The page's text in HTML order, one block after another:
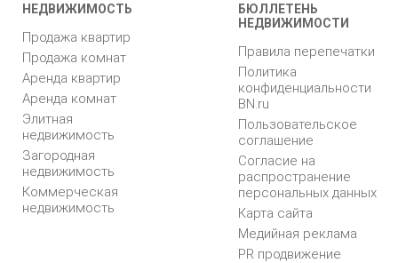
НЕДВИЖИМОСТЬ
Продажа квартир
Продажа комнат
Аренда квартир
Аренда комнат
Элитная
недвижимость
Загородная
недвижимость
Коммерческая
недвижимость
БЮЛЛЕТЕНЬ
НЕДВИЖИМОСТИ
Правила перепечатки
Политика
конфиденциальности
BN.ru
Пользовательское
соглашение
Согласие на
распространение
персональных данных
Карта сайта
Медийная реклама
PR продвижение